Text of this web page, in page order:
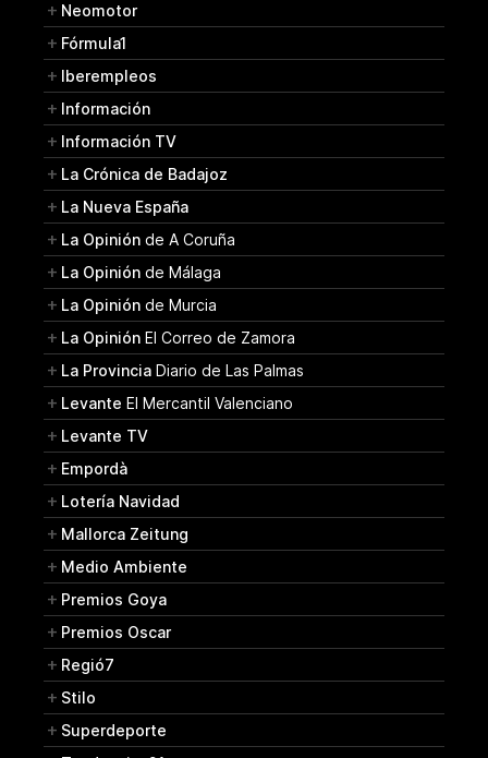
Neomotor
Fórmula1
Iberempleos
Información
Información TV
La Crónica de Badajoz
La Nueva España
La Opinión de A Coruña
La Opinión de Málaga
La Opinión de Murcia
La Opinión El Correo de Zamora
La Provincia Diario de Las Palmas
Levante El Mercantil Valenciano
Levante TV
Empordà
Lotería Navidad
Mallorca Zeitung
Medio Ambiente
Premios Goya
Premios Oscar
Regió7
Stilo
Superdeporte